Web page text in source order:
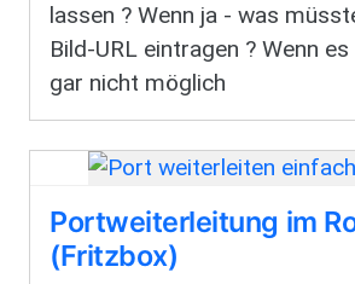
lassen ? Wenn ja - was
Bild-URL eintragen ? Wenn
gar nicht möglich
Portweiterleitung im
(Fritzbox)